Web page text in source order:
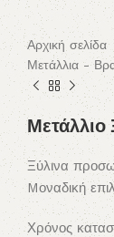
Αρχική σελίδα
Μετάλλια -
Μετάλλιο
Ξύλινα
Mοναδική
Χρόνος